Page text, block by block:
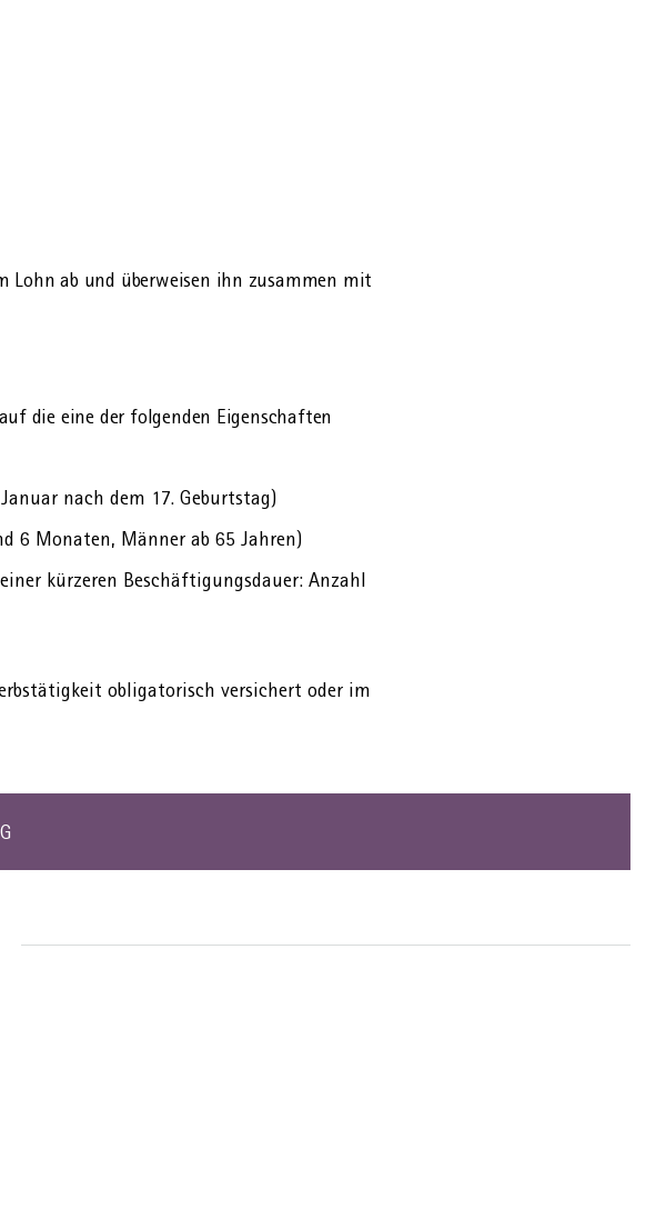
Lohn ab und überweisen ihn zusammen mit
die eine der folgenden Eigenschaften
nach dem 17. Geburtstag)
6 Monaten, Männer ab 65 Jahren)
kürzeren Beschäftigungs­dauer: Anzahl
obligatorisch versichert oder im